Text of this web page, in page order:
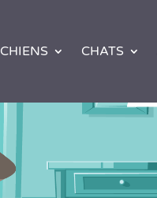
CHIENS CHATS